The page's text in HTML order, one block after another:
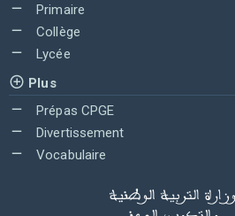
Primaire
Collège
Lycée
Plus
Prépas CPGE
Divertissement
Vocabulaire